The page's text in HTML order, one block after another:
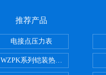
推荐产品
电接点压力表
WZPK系列铠装热电阻